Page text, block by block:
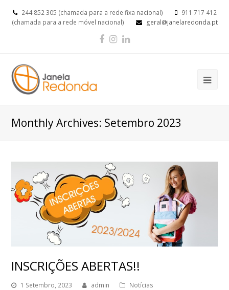
244 852 305 (chamada para a rede fixa nacional)
911 717 412
(chamada para a rede móvel nacional)
geral@janelaredonda.pt
Facebook
Instagram
Monthly Archives: Setembro 2023
INSCRIÇÕES ABERTAS!!
1 Setembro, 2023 admin Notícias